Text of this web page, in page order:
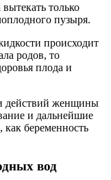
только
пузыря.
происходит
родов, то
плода и
действий женщины
и дальнейшие
беременность
вод